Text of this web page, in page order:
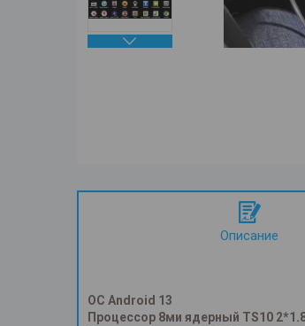
Описание
ОС Android 13
Процессор 8ми ядерный TS10